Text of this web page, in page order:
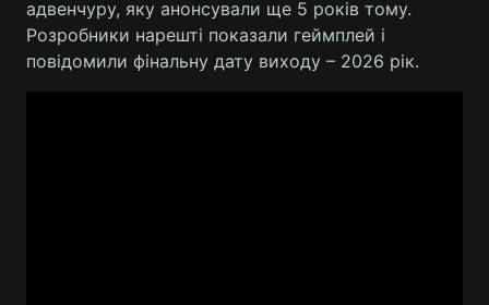
адвенчуру, яку анонсували ще 5 років тому.
Розробники нарешті показали геймплей і
повідомили фінальну дату виходу – 2026 рік.